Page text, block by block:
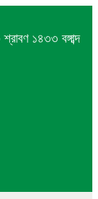
১৪৩৩ বঙ্গাব্দ